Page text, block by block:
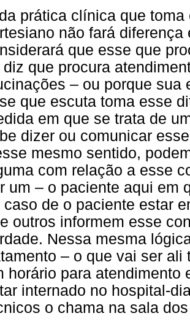
prática clínica que
não fará
que esse que
diz que procura
– ou porque sua
que escuta toma esse
em que se trata de
dizer ou comunicar
mesmo sentido,
com relação a esse
um – o paciente aqui em
caso de o paciente estar
outros informem esse
Nessa mesma
– o que vai ser
horário para atendimento
internado no hospital-
o chama na sala